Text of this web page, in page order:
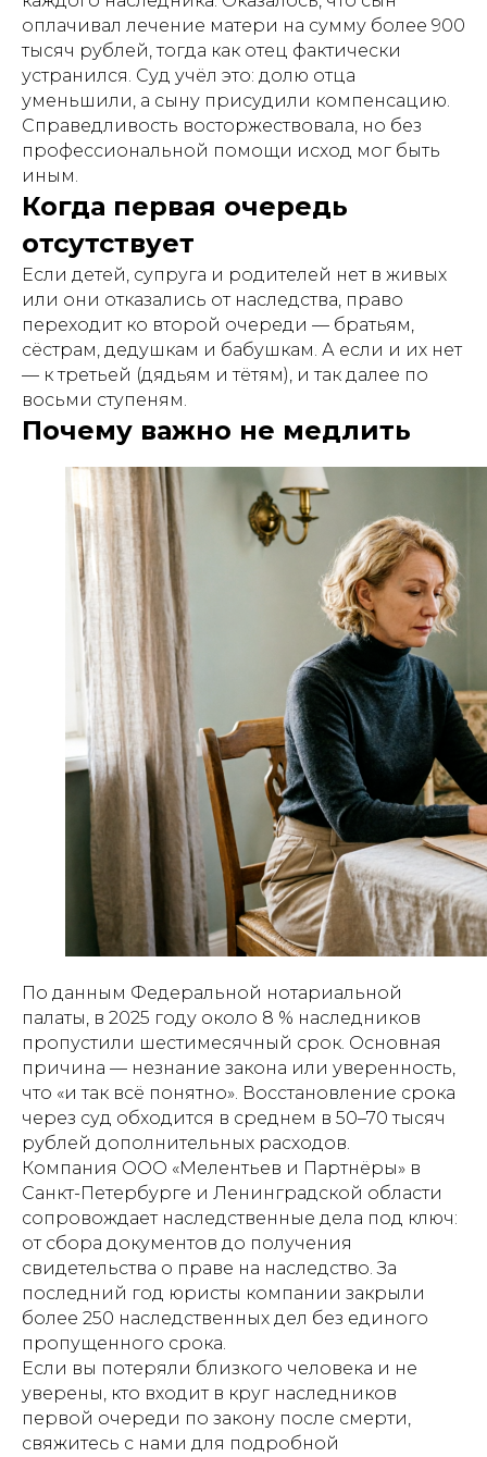
оплачивал лечение матери на сумму более 900
тысяч рублей, тогда как отец фактически
устранился. Суд учёл это: долю отца
уменьшили, а сыну присудили компенсацию.
Справедливость восторжествовала, но без
профессиональной помощи исход мог быть
иным.
Когда первая очередь
отсутствует
Если детей, супруга и родителей нет в живых
или они отказались от наследства, право
переходит ко второй очереди — братьям,
сёстрам, дедушкам и бабушкам. А если и их нет
— к третьей (дядьям и тётям), и так далее по
восьми ступеням.
Почему важно не медлить
По данным Федеральной нотариальной
палаты, в 2025 году около 8 % наследников
пропустили шестимесячный срок. Основная
причина — незнание закона или уверенность,
что «и так всё понятно». Восстановление срока
через суд обходится в среднем в 50–70 тысяч
рублей дополнительных расходов.
Компания ООО «Мелентьев и Партнёры» в
Санкт-Петербурге и Ленинградской области
сопровождает наследственные дела под ключ:
от сбора документов до получения
свидетельства о праве на наследство. За
последний год юристы компании закрыли
более 250 наследственных дел без единого
пропущенного срока.
Если вы потеряли близкого человека и не
уверены, кто входит в круг наследников
первой очереди по закону после смерти,
свяжитесь с нами для подробной